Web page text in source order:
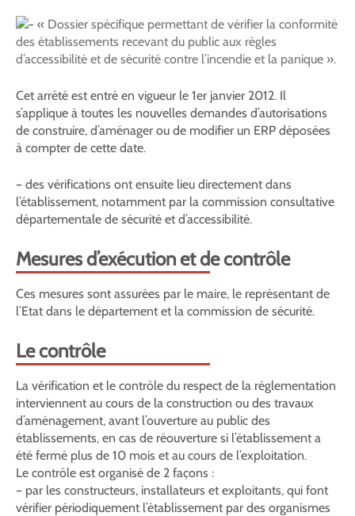
« Dossier spécifique permettant de vérifier la conformité
des établissements recevant du public aux règles
d’accessibilité et de sécurité contre l’incendie et la panique ».
Cet arrêté est entré en vigueur le 1er janvier 2012. Il
s’applique à toutes les nouvelles demandes d’autorisations
de construire, d’aménager ou de modifier un ERP déposées
à compter de cette date.
– des vérifications ont ensuite lieu directement dans
l’établissement, notamment par la commission consultative
départementale de sécurité et d’accessibilité.
Mesures d’exécution et de contrôle
Ces mesures sont assurées par le maire, le représentant de
l’Etat dans le département et la commission de sécurité.
Le contrôle
La vérification et le contrôle du respect de la réglementation
interviennent au cours de la construction ou des travaux
d’aménagement, avant l’ouverture au public des
établissements, en cas de réouverture si l’établissement a
été fermé plus de 10 mois et au cours de l’exploitation.
Le contrôle est organisé de 2 façons :
– par les constructeurs, installateurs et exploitants, qui font
vérifier périodiquement l’établissement par des organismes